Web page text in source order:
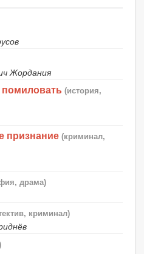
Жордания
помиловать (история,
признание (криминал,
драма)
криминал)